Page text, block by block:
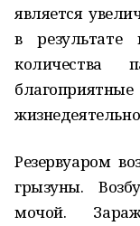
является
в результате
количества
Резервуаром
грызуны.
мочой.